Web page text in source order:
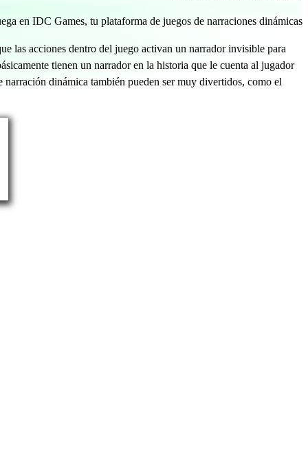
en IDC Games, tu plataforma de juegos de narraciones dinámicas
las acciones dentro del juego activan un narrador invisible para
tienen un narrador en la historia que le cuenta al jugador
dinámica también pueden ser muy divertidos, como el